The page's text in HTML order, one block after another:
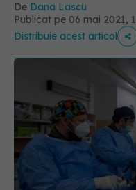
De Dana Lascu
Publicat pe 06 mai 2021,
Distribuie acest articol